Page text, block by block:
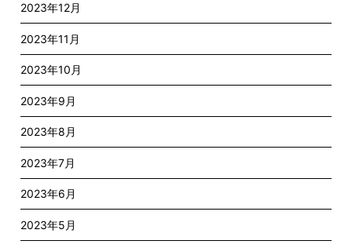
2023年12月
2023年11月
2023年10月
2023年9月
2023年8月
2023年7月
2023年6月
2023年5月